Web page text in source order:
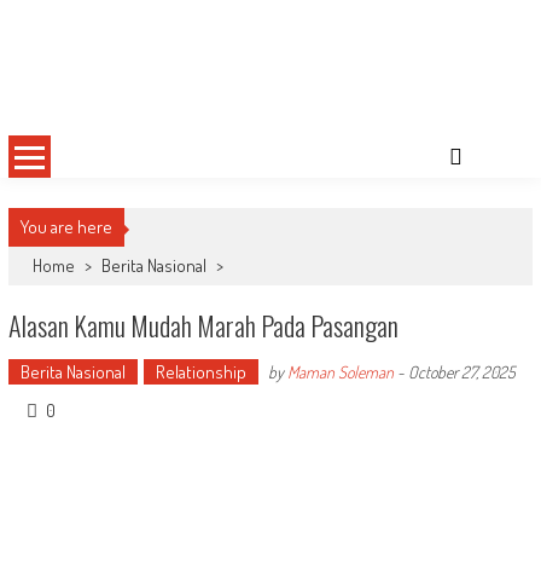
You are here
Home > Berita Nasional >
Alasan Kamu Mudah Marah Pada Pasangan
Berita Nasional Relationship byMaman Soleman- October 27, 2025
0